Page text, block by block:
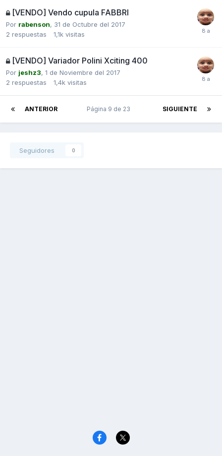
[VENDO] Vendo cupula FABBRI
Por rabenson, 31 de Octubre del 2017
2 respuestas 1,1k visitas
[VENDO] Variador Polini Xciting 400
Por jeshz3, 1 de Noviembre del 2017
2 respuestas 1,4k visitas
ANTERIOR SIGUIENTE
Página 9 de 23
Seguidores 0